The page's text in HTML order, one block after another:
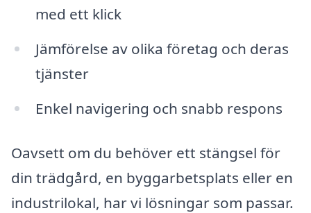
med ett klick
Jämförelse av olika företag och deras
tjänster
Enkel navigering och snabb respons
Oavsett om du behöver ett stängsel för
din trädgård, en byggarbetsplats eller en
industrilokal, har vi lösningar som passar.